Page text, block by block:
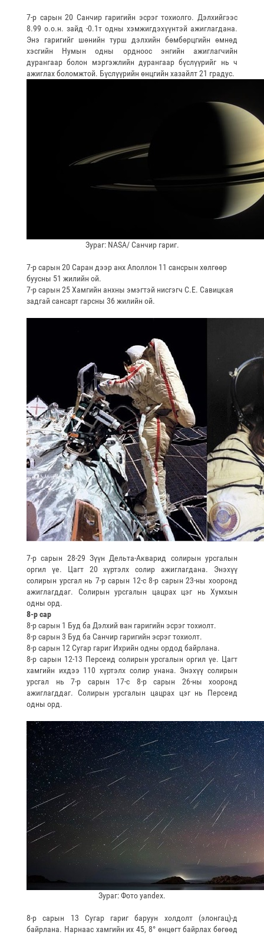
7-р сарын 20 Санчир гаригийн эсрэг тохиолго. Дэлхийгээс
8.99 о.о.н. зайд -0.1т одны хэмжигдэхүүнтэй ажиглагдана.
Энэ гаригийг шөнийн турш дэлхийн бөмбөрцгийн өмнөд
хэсгийн Нумын одны ордноос энгийн ажиглагчийн
дурангаар болон мэргэжлийн дурангаар бүслүүрийг нь ч
ажиглах боломжтой. Бүслүүрийн өнцгийн хазайлт 21 градус.
Зураг: NАSA/ Санчир гариг.
7-р сарын 20 Саран дээр анх Аполлон 11 сансрын хөлгөөр
буусны 51 жилийн ой.
7-р сарын 25 Хамгийн анхны эмэгтэй нисгэгч С.Е. Савицкая
задгай сансарт гарсны 36 жилийн ой.
7-р сарын 28-29 Зүүн Дельта-Акварид солирын урсгалын
оргил үе. Цагт 20 хүртэлх солир ажиглагдана. Энэхүү
солирын урсгал нь 7-р сарын 12-с 8-р сарын 23-ны хооронд
ажиглагддаг. Солирын урсгалын цацрах цэг нь Хумхын
одны орд.
8-р сар
8-р сарын 1 Буд ба Дэлхий ван гаригийн эсрэг тохиолт.
8-р сарын 3 Буд ба Санчир гаригийн эсрэг тохиолт.
8-р сарын 12 Сугар гариг Ихрийн одны ордод байрлана.
8-р сарын 12-13 Персеид солирын урсгалын оргил үе. Цагт
хамгийн ихдээ 110 хүртэлх солир унана. Энэхүү солирын
урсгал нь 7-р сарын 17-с 8-р сарын 26-ны хооронд
ажиглагддаг. Солирын урсгалын цацрах цэг нь Персеид
одны орд.
Зураг: Фото yandex.
8-р сарын 13 Сугар гариг баруун холдолт (элонгац)-д
байрлана. Нарнаас хамгийн их 45, 8° өнцөгт байрлах бөгөөд